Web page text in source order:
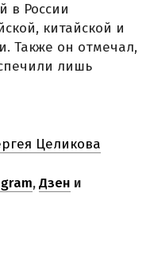
в России
китайской и
Также он отмечал,
лишь
Целикова
,Дзен и